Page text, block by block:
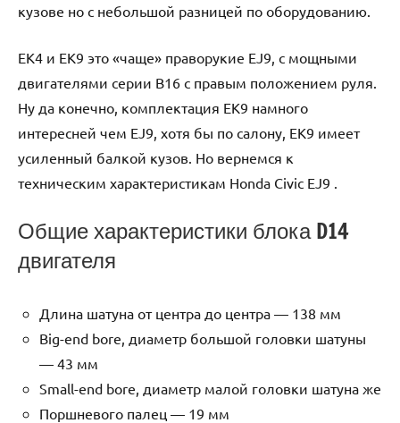
кузове но с небольшой разницей по оборудованию.
EK4 и EK9 это «чаще» праворукие EJ9, с мощными
двигателями серии B16 с правым положением руля.
Ну да конечно, комплектация EK9 намного
интересней чем EJ9, хотя бы по салону, EK9 имеет
усиленный балкой кузов. Но вернемся к
техническим характеристикам Honda Civic EJ9 .
Общие характеристики блока D14
двигателя
Длина шатуна от центра до центра — 138 мм
Big-end bore, диаметр большой головки шатуны
— 43 мм
Small-end bore, диаметр малой головки шатуна же
Поршневого палец — 19 мм